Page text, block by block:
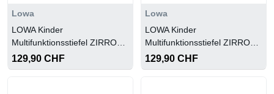
Lowa
LOWA Kinder
Multifunktionsstiefel ZIRROX
GTX MID JUNIOR
129,90 CHF
Lowa
LOWA Kinder
Multifunktionsstiefel ZIRROX
GTX MID JUNIOR
129,90 CHF